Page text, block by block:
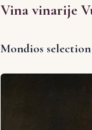
Vina vinarije
Mondios selection